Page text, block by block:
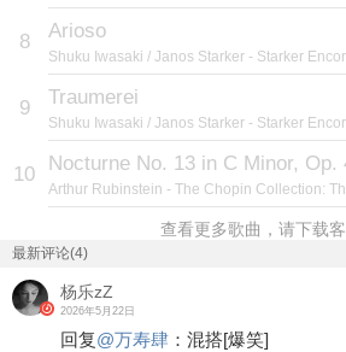
8 Arioso
Shuku Iwasaki / Janos Starker - Starker
9 Traumerei
Shuku Iwasaki / Janos Starker - Starker
10 Nocturne No. 13 in C Minor, Op.
Arthur Rubinstein - The Chopin Collection:
查看更多歌曲，请下载
最新评论(4)
杨乐zZ
2026年5月22日
回复@万寿肆 ： 混搭[爆笑]